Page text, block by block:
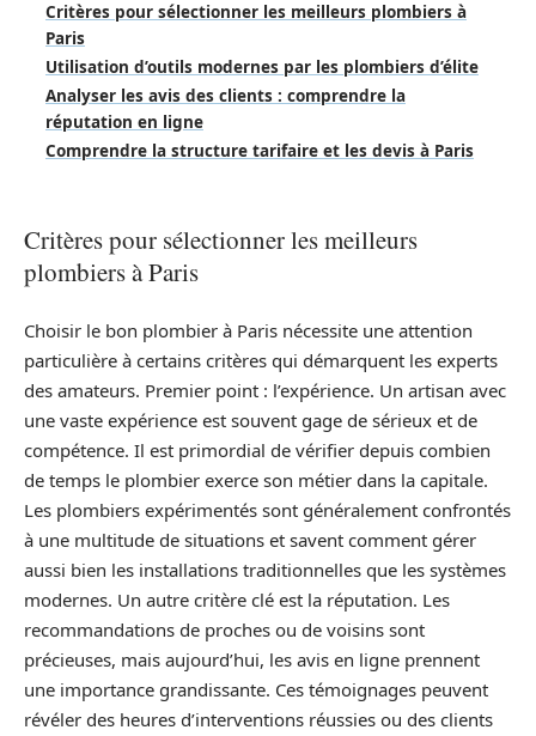
Critères pour sélectionner les meilleurs plombiers à
Paris
Utilisation d’outils modernes par les plombiers d’élite
Analyser les avis des clients : comprendre la
réputation en ligne
Comprendre la structure tarifaire et les devis à Paris
Critères pour sélectionner les meilleurs
plombiers à Paris
Choisir le bon plombier à Paris nécessite une attention
particulière à certains critères qui démarquent les experts
des amateurs. Premier point : l’expérience. Un artisan avec
une vaste expérience est souvent gage de sérieux et de
compétence. Il est primordial de vérifier depuis combien
de temps le plombier exerce son métier dans la capitale.
Les plombiers expérimentés sont généralement confrontés
à une multitude de situations et savent comment gérer
aussi bien les installations traditionnelles que les systèmes
modernes. Un autre critère clé est la réputation. Les
recommandations de proches ou de voisins sont
précieuses, mais aujourd’hui, les avis en ligne prennent
une importance grandissante. Ces témoignages peuvent
révéler des heures d’interventions réussies ou des clients